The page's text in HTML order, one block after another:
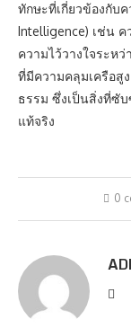
ทักษะที่เกี่ยวข้องกับ
Intelligence) เช่น
ความไว้วางใจระห
ที่มีความคลุมเครือสู
ธรรม ซึ่งเป็นสิ่งที่ซับ
แท้จริง
0